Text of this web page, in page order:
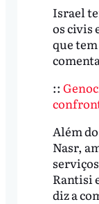
Israel
os civis
que
::
Além
Nasr,
Rantisi
diz a